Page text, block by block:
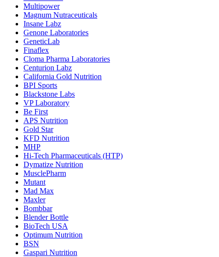
Multipower
Magnum Nutraceuticals
Insane Labz
Genone Laboratories
GeneticLab
Finaflex
Cloma Pharma Laboratories
Centurion Labz
California Gold Nutrition
BPI Sports
Blackstone Labs
VP Laboratory
Be First
APS Nutrition
Gold Star
KFD Nutrition
MHP
Hi-Tech Pharmaceuticals (HTP)
Dymatize Nutrition
MusclePharm
Mutant
Mad Max
Maxler
Bombbar
Blender Bottle
BioTech USA
Optimum Nutrition
BSN
Gaspari Nutrition